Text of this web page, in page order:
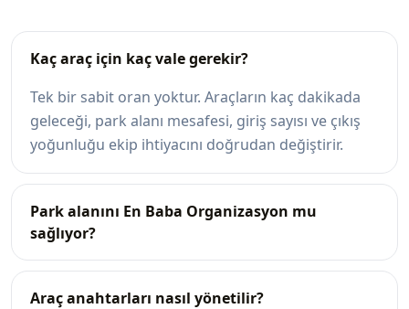
Kaç araç için kaç vale gerekir?
Tek bir sabit oran yoktur. Araçların kaç dakikada
geleceği, park alanı mesafesi, giriş sayısı ve çıkış
yoğunluğu ekip ihtiyacını doğrudan değiştirir.
Park alanını En Baba Organizasyon mu
sağlıyor?
Araç anahtarları nasıl yönetilir?